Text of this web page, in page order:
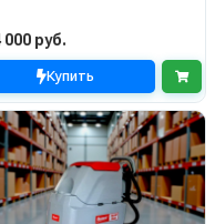
000 руб.
Купить